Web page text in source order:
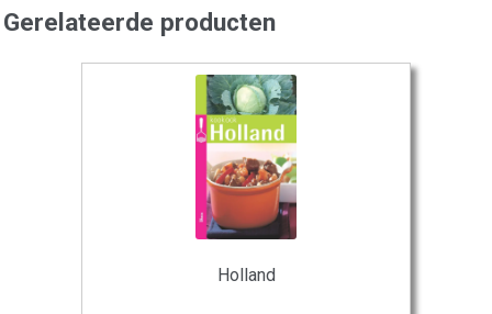
Gerelateerde producten
Holland